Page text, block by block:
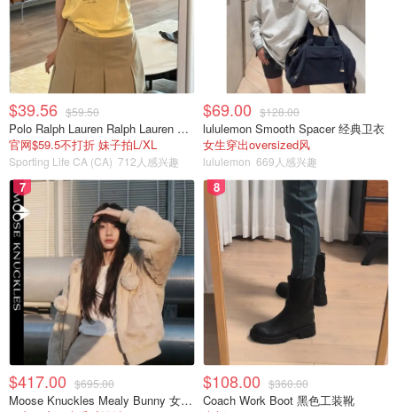
$39.56 $59.50
Polo Ralph Lauren Ralph Lauren Polo Bear 女童棉T恤 染色 1件
官网$59.5不打折 妹子拍L/XL
Sporting Life CA (CA) 712人感兴趣
$69.00 $128.00
lululemon Smooth Spacer 经典卫衣
女生穿出oversized风
lululemon 669人感兴趣
7
$417.00 $695.00
Moose Knuckles Mealy Bunny 女士双面穿连帽外套
8
$108.00 $360.00
Coach Work Boot 黑色工装靴